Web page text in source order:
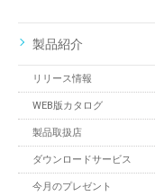
製品紹介
リリース情報
WEB版カタログ
製品取扱店
ダウンロードサービス
今月のプレゼント